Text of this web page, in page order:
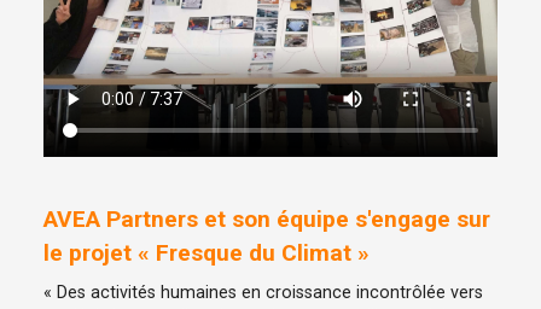
AVEA Partners et son équipe s'engage sur
le projet « Fresque du Climat »
« Des activités humaines en croissance incontrôlée vers